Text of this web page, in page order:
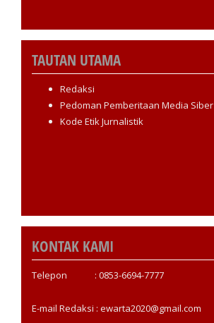
TAUTAN UTAMA
Redaksi
Pedoman Pemberitaan Media Siber
Kode Etik Jurnalistik
KONTAK KAMI
Telepon : 0853-6694-7777
E-mail Redaksi : ewarta2020@gmail.com